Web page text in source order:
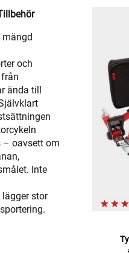
mängd
och
ända till
– oavsett om
Inte
stor